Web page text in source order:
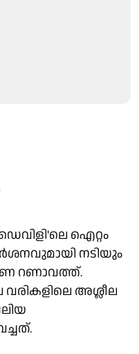
​ഐറ്റം
നടിയും
റണാവത്ത്.
വരികളിലെ അശ്ലീല